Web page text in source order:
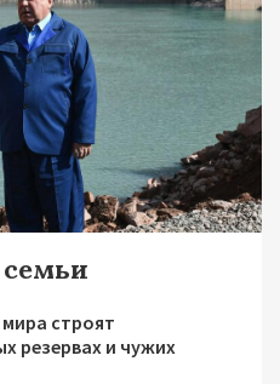
строят
резервах и чужих